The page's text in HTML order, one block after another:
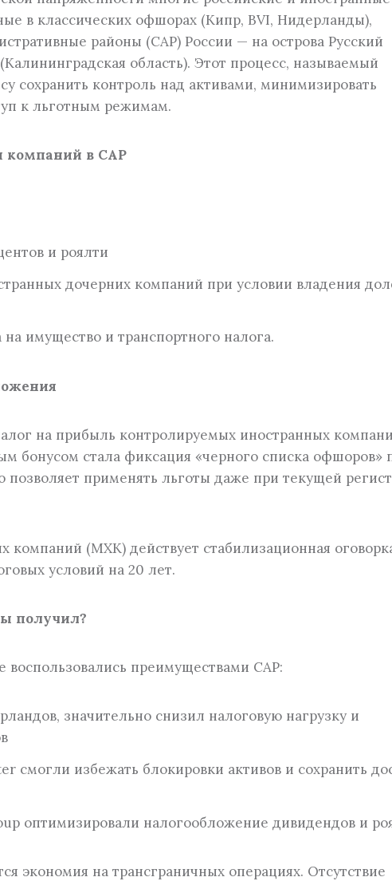
Оформление первичной документации
в классических офшорах (Кипр, BVI, Нидерланды),
районы (САР) России — на острова Русский
область). Этот процесс, называемый
сохранить контроль над активами, минимизировать
к льготным режимам.
компаний в САР
и роялти
дочерних компаний при условии владения
имущество и транспортного налога.
на прибыль контролируемых иностранных
бонусом стала фиксация «черного списка офшоров»
позволяет применять льготы даже при текущей
(МХК) действует стабилизационная
условий на 20 лет.
получил?
преимуществами САР:
значительно снизил налоговую нагрузку и
смогли избежать блокировки активов и сохранить
оптимизировали налогообложение дивидендов и
экономия на трансграничных операциях. Отсутствие